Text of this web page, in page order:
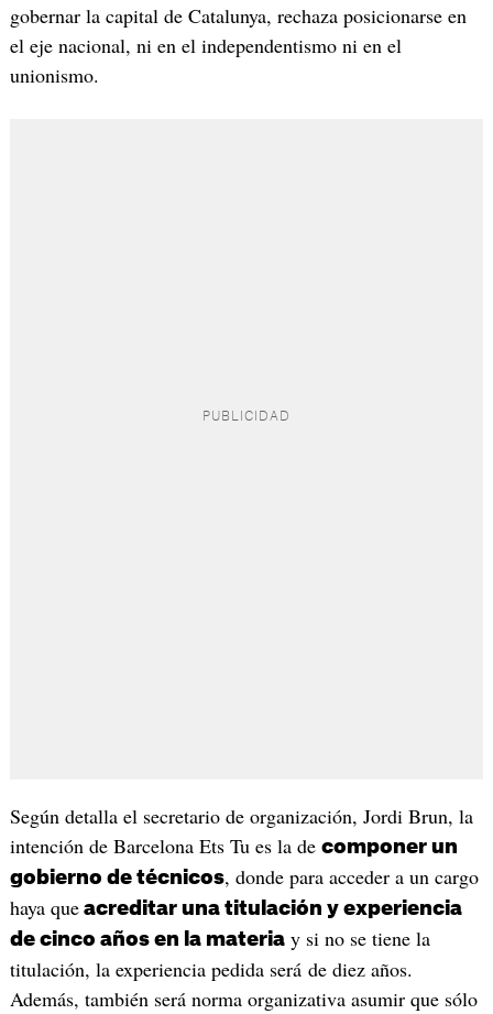
gobernar la capital de Catalunya, rechaza posicionarse en
el eje nacional, ni en el independentismo ni en el
unionismo.
Según detalla el secretario de organización, Jordi Brun, la
intención de Barcelona Ets Tu es la de componer un
gobierno de técnicos, donde para acceder a un cargo
haya queacreditar una titulación y experiencia
de cinco años en la materiay si no se tiene la
titulación, la experiencia pedida será de diez años.
Además, también será norma organizativa asumir que sólo